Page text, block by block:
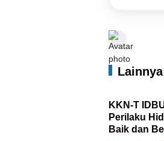
Lainnya
KKN-T
Perilaku
Baik dan